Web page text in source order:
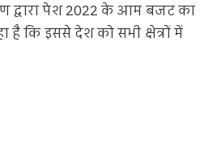
द्वारा पेश 2022 के आम बजट का
है कि इससे देश को सभी क्षेत्रों में